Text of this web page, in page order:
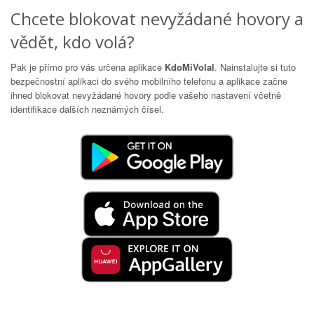
Chcete blokovat nevyžádané hovory a
vědět, kdo volá?
Pak je přímo pro vás určena aplikace KdoMiVolal. Nainstalujte si tuto
bezpečnostní aplikaci do svého mobilního telefonu a aplikace začne
ihned blokovat nevyžádané hovory podle vašeho nastavení včetně
identifikace dalších neznámých čísel.